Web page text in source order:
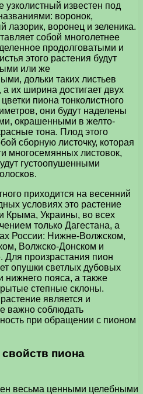
известен под
воронок,
лазорик, воронец и зеленика.
собой многолетнее
продолговатыми и
этого растения будут
или же
дольки таких листьев
их ширина достигает двух
пиона тонколистного
они будут наделены
окрашенными в желто-
тона. Плод этого
сборную листочку, которая
многосемянных листовок,
густоопушенными
приходится на весенний
условиях это растение
Крыма, Украины, во всех
только Дагестана, а
России: Нижне-Волжском,
Волжско-Донском и
произрастания пион
опушки светлых дубовых
нижнего пояса, а также
степные склоны.
является и
важно соблюдать
при обращении с пионом
пиона
весьма ценными целебными